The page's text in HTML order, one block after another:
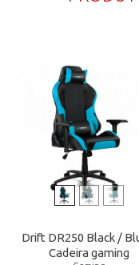
Drift DR250 Black /
Cadeira gaming